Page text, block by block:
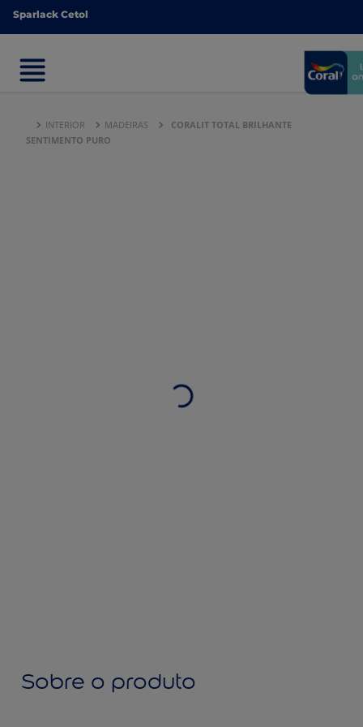
Sparlack Cetol
Sparlack Cetol
INTERIOR MADEIRAS
CORALIT TOTAL BRILHANTE
SENTIMENTO PURO
Sobre o produto